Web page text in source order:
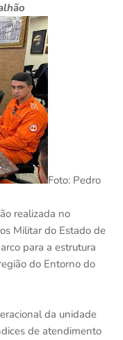
Foto: Pedro
realizada no
Militar do Estado de
para a estrutura
do Entorno do
da unidade
de atendimento